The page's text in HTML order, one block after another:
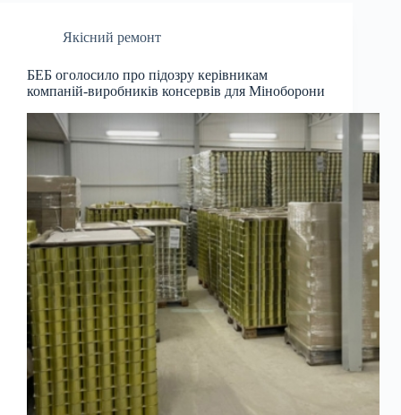
Якісний ремонт
БЕБ оголосило про підозру керівникам
компаній-виробників консервів для Міноборони